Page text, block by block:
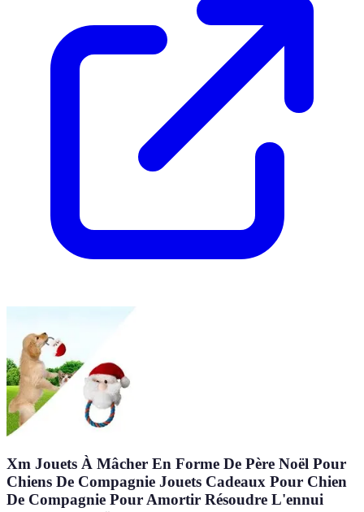
Xm Jouets À Mâcher En Forme De Père Noël Pour
Chiens De Compagnie Jouets Cadeaux Pour Chien
De Compagnie Pour Amortir Résoudre L'ennui